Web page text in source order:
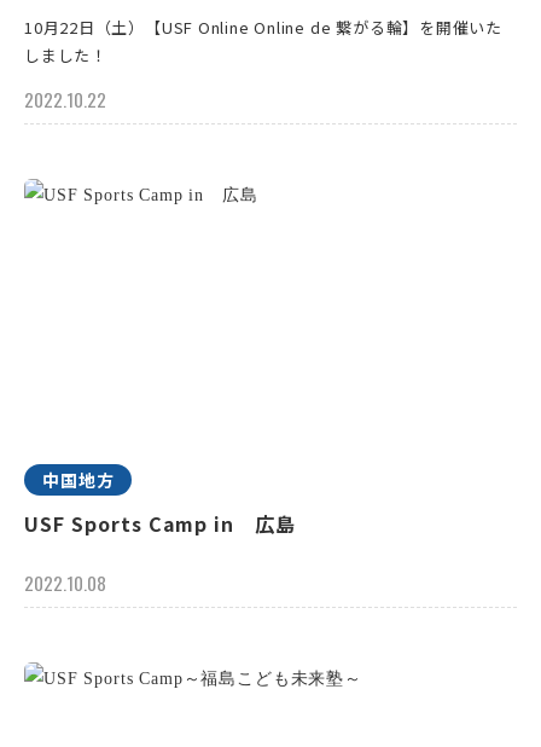
10月22日（土）【USF Online Online de 繋がる輪】を開催いた
しました！
2022.10.22
中国地方
USF Sports Camp in 広島
2022.10.08